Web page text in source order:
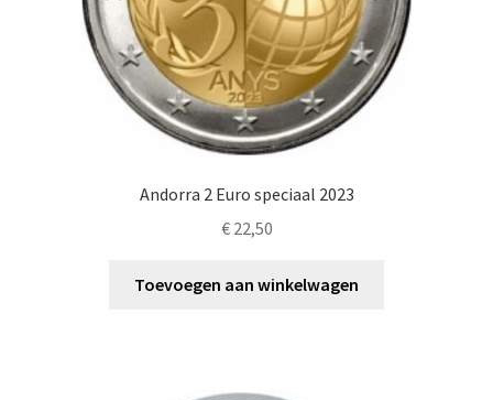
Andorra 2 Euro speciaal 2023
€22,50
Toevoegen aan winkelwagen